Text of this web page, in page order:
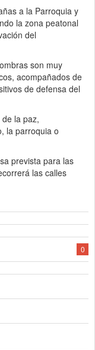
a la Parroquia y
la zona peatonal
del
son muy
acompañados de
de defensa del
la paz,
la parroquia o
prevista para las
las calles
0